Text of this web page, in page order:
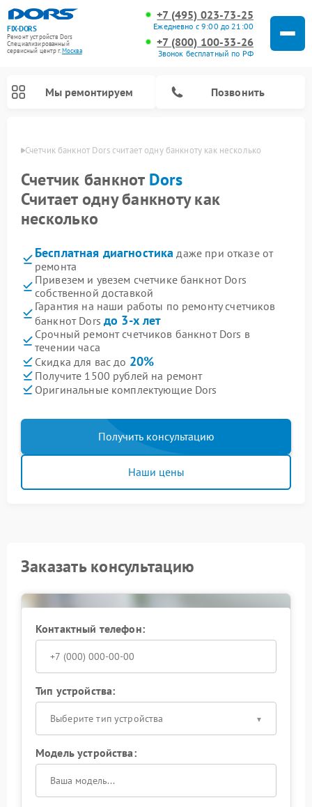
FIX-DORS
Ремонт устройств Dors
Специализированный
cервисный центр г.Москва
+7 (495) 023-73-25
Ежедневно с 9:00 до 21:00
+7 (800) 100-33-26
Звонок бесплатный по РФ
Мы ремонтируем Позвонить
Счетчик банкнот Dors считает одну банкноту как несколько
Счетчик банкнот Dors
Считает одну банкноту как
несколько
Бесплатная диагностика даже при отказе от
ремонта
Привезем и увезем счетчике банкнот Dors
собственной доставкой
Гарантия на наши работы по ремонту счетчиков
банкнот Dors до 3-х лет
Срочный ремонт счетчиков банкнот Dors в
течении часа
Скидка для вас до 20%
Получите 1500 рублей на ремонт
Оригинальные комплектующие Dors
Получить консультацию
Наши цены
Заказать консультацию
Контактный телефон:
Тип устройства:
Выберите тип устройства
Модель устройства: